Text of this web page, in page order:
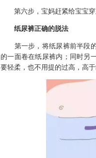
第六步，宝妈赶紧给宝宝穿
纸尿裤正确的脱法
第一步，将纸尿裤前半段的
的一面卷在纸尿裤内；同时另
要轻柔，也不用提的过高，高于